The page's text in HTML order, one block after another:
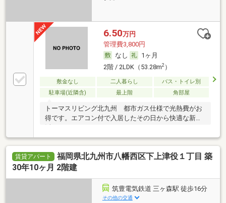
6.50万円
管理費3,800円
なし
1ヶ月
2階 / 2LDK（53.28m2）
敷金なし 二人暮らし
バス・トイレ別
駐車場(近隣含)
最上階 角部屋
トーマスリビング北九州 都市ガス仕様で光熱費がお
得です。エアコン付で入居したその日から快適な新生
活。
賃貸アパート
福岡県北九州市八幡西区下上津役１丁目 築
30年10ヶ月 2階建
筑豊電気鉄道 三ヶ森駅 徒歩16分
その他の交通